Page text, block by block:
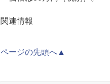
関連情報
ページの先頭へ▲